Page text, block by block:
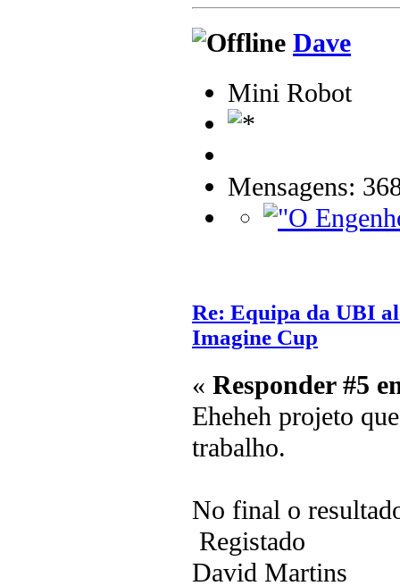
Dave
Mini Robot
Mensagens:
Re: Equipa da UBI
Imagine Cup
« Responder #5
Eheheh projeto
trabalho.
No final o
Registado
David Martins